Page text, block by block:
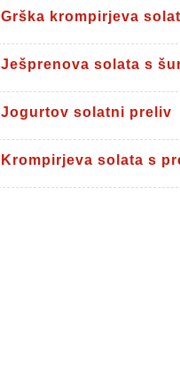
Grška krompirjeva
Ješprenova solata s
Jogurtov solatni preliv
Krompirjeva solata s